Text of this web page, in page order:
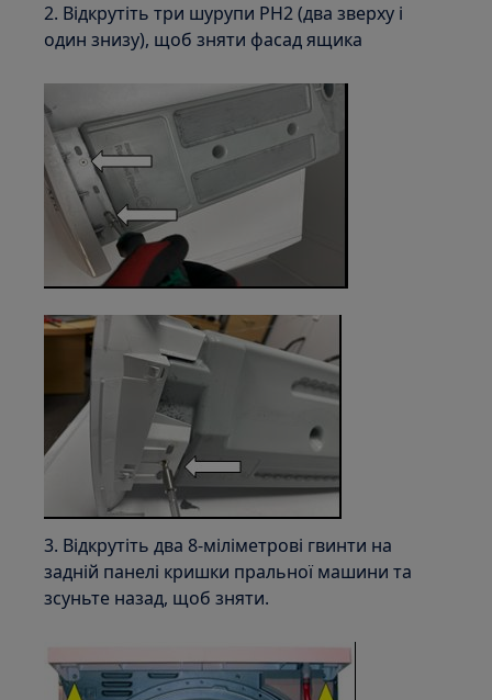
2. Відкрутіть три шурупи PH2 (два зверху і
один знизу), щоб зняти фасад ящика
3. Відкрутіть два 8-міліметрові гвинти на
задній панелі кришки пральної машини та
зсуньте назад, щоб зняти.